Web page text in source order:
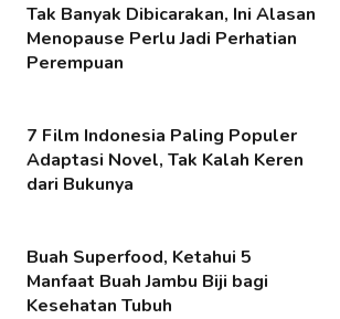
Tak Banyak Dibicarakan, Ini Alasan
Menopause Perlu Jadi Perhatian
Perempuan
7 Film Indonesia Paling Populer
Adaptasi Novel, Tak Kalah Keren
dari Bukunya
Buah Superfood, Ketahui 5
Manfaat Buah Jambu Biji bagi
Kesehatan Tubuh